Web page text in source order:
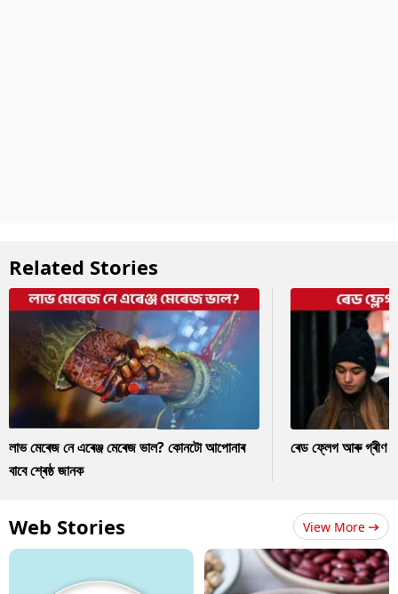
Related Stories
লাভ মেৰেজ নে এৰেঞ্জ মেৰেজ ভাল? কোনটো আপোনাৰ
বাবে শ্ৰেষ্ঠ জানক
ৰেড ফ্লেগ আৰু গ্ৰীণ
Web Stories View More